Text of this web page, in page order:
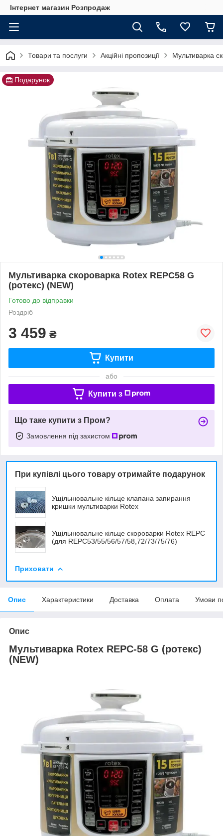
Інтернет магазин Розпродаж
Товари та послуги Акційні пропозиції Мультиварка
Подарунок
Мультиварка скороварка Rotex REPC58 G
(ротекс) (NEW)
Готово до відправки
Роздріб
3 459 ₴
Купити
або
Купити з
Що таке купити з Пром?
Замовлення під захистом
При купівлі цього товару отримайте подарунок
Ущільнювальне кільце клапана запирання
кришки мультиварки Rotex
Ущільнювальне кільце скороварки Rotex REPC
(для REPC53/55/56/57/58,72/73/75/76)
Приховати
Опис Характеристики Доставка Оплата Умови
Опис
Мультиварка Rotex REPC-58 G (ротекс)
(NEW)